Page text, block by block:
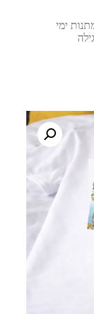
ימי